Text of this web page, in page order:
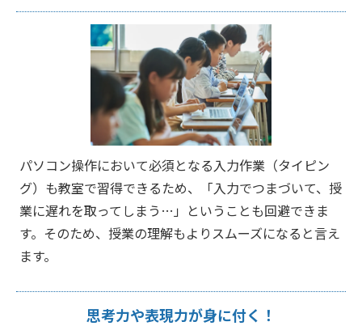
パソコン操作において必須となる入力作業（タイピン
グ）も教室で習得できるため、「入力でつまづいて、授
業に遅れを取ってしまう…」ということも回避できま
す。そのため、授業の理解もよりスムーズになると言え
ます。
思考力や表現力が身に付く！